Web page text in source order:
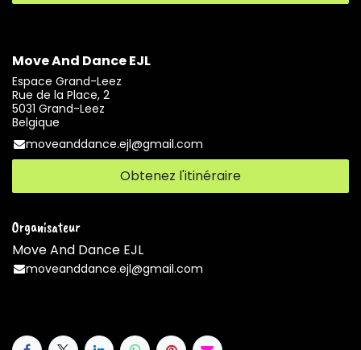
Move And Dance EJL
Espace Grand-Leez
Rue de la Place, 2
5031 Grand-Leez
Belgique
moveanddance.ejl@gmail.com
Obtenez l'itinéraire
Organisateur
Move And Dance EJL
moveanddance.ejl@gmail.com